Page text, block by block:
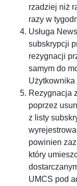
rzadziej niż
razy w
Usługa
subskrypcji
rezygnacji
samym do
Użytkownika
Rezygnacja
poprzez
z listy
powinien
który
UMCS pod